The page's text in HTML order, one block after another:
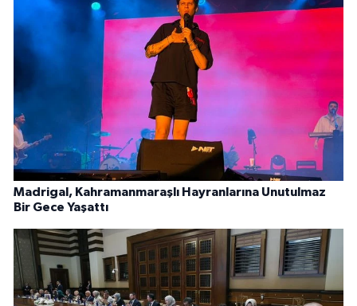
Madrigal, Kahramanmaraşlı Hayranlarına Unutulmaz
Bir Gece Yaşattı